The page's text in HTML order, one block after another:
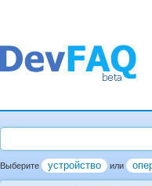
Выберите устройство или